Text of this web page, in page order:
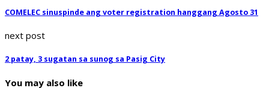
COMELEC sinuspinde ang voter registration hanggang Agosto 31
next post
2 patay, 3 sugatan sa sunog sa Pasig City
You may also like